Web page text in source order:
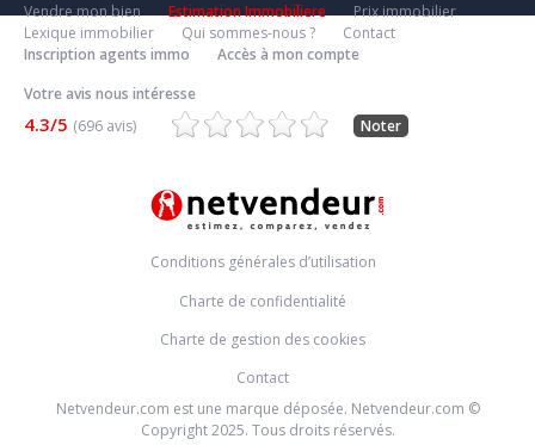
Vendre mon bien
Estimation Immobiliere
Prix immobilier
Lexique immobilier
Qui sommes-nous ?
Contact
Inscription agents immo
Accès à mon compte
Votre avis nous intéresse
4.3/5 (696 avis) Noter
Conditions générales d’utilisation
Charte de confidentialité
Charte de gestion des cookies
Contact
Netvendeur.com est une marque déposée. Netvendeur.com ©
Copyright 2025. Tous droits réservés.